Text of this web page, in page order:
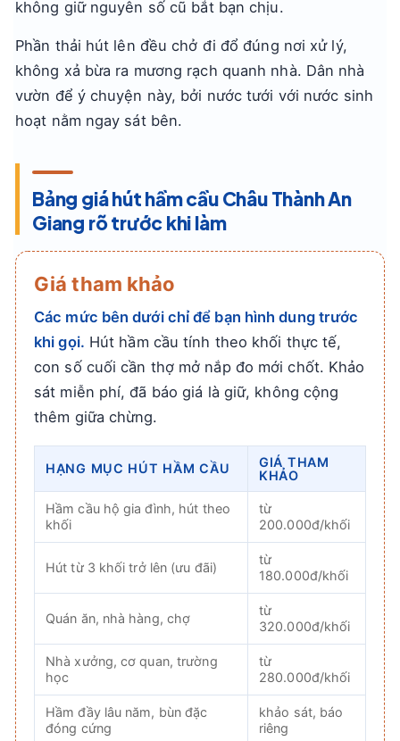
không giữ nguyên số cũ bắt bạn chịu.
Phần thải hút lên đều chở đi đổ đúng nơi xử lý,
không xả bừa ra mương rạch quanh nhà. Dân nhà
vườn để ý chuyện này, bởi nước tưới với nước sinh
hoạt nằm ngay sát bên.
Bảng giá hút hầm cầu Châu Thành An
Giang rõ trước khi làm
Giá tham khảo
Các mức bên dưới chỉ để bạn hình dung trước
khi gọi. Hút hầm cầu tính theo khối thực tế,
con số cuối cần thợ mở nắp đo mới chốt. Khảo
sát miễn phí, đã báo giá là giữ, không cộng
thêm giữa chừng.
HẠNG MỤC HÚT HẦM CẦU
GIÁ THAM
KHẢO
Hầm cầu hộ gia đình, hút theo
khối
từ
200.000đ/khối
Hút từ 3 khối trở lên (ưu đãi)
từ
180.000đ/khối
Quán ăn, nhà hàng, chợ
từ
320.000đ/khối
Nhà xưởng, cơ quan, trường
học
từ
280.000đ/khối
Hầm đầy lâu năm, bùn đặc
đóng cứng
khảo sát, báo
riêng